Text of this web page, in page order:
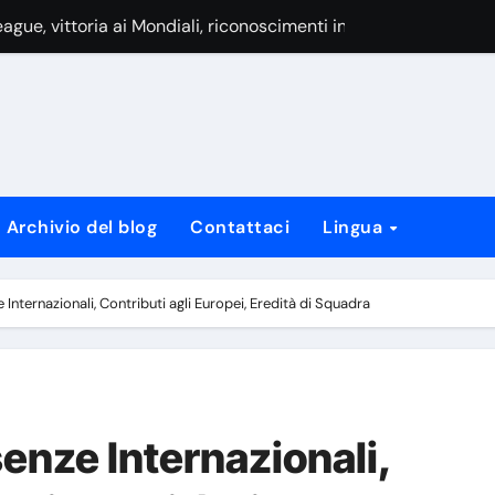
del Mondo, Contributi agli Europei, Leadership
del Mondo, titoli di Ligue 1, premi individuali
Successo ai Mondiali, Leadership
Record Internazionali, Ruoli di Leadership
Archivio del blog Contattaci Lingua
Internazionali, Contributi agli Europei, Eredità di Squadra
Internazionali,